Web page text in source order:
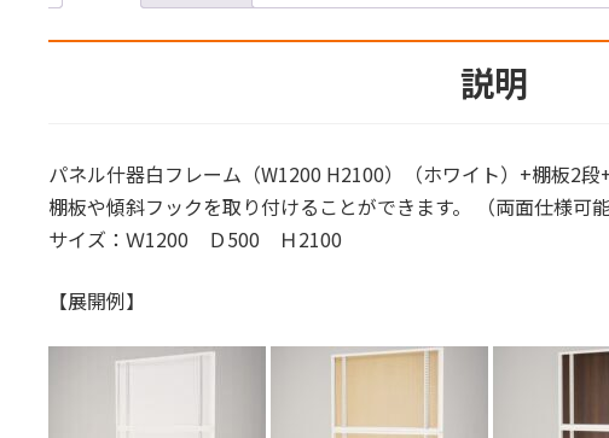
説明
パネル什器白フレーム（W1200 H2100）（ホワイト）+棚板2段
棚板や傾斜フックを取り付けることができます。 （両面仕様可能
サイズ：Ｗ1200 Ｄ500 Ｈ2100
【展開例】